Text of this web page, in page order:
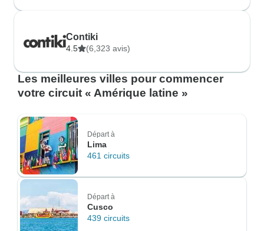
Contiki
4.5 (6,323 avis)
Les meilleures villes pour commencer
votre circuit « Amérique latine »
Départ à
Lima
461 circuits
Départ à
Cusco
439 circuits